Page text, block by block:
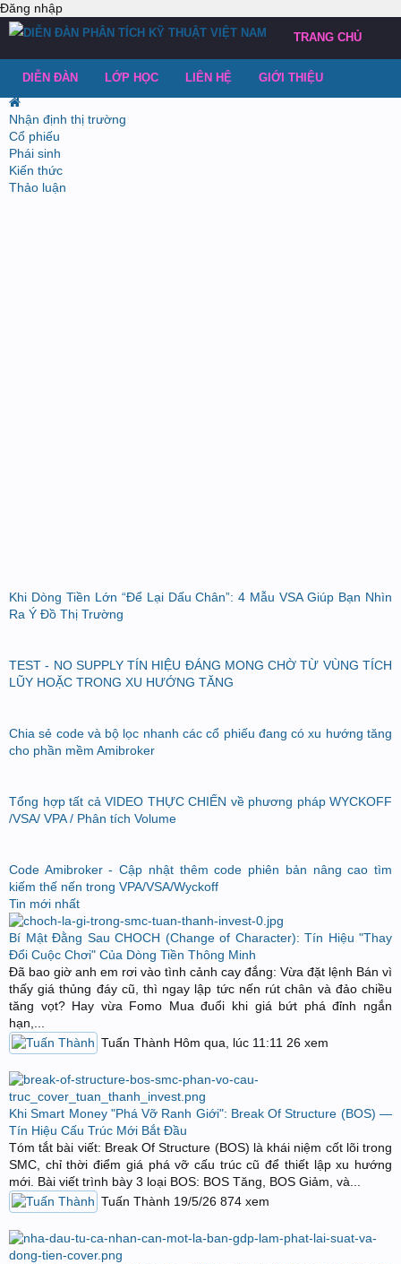
Đăng nhập
Nhận định thị trường
Cổ phiếu
Phái sinh
Kiến thức
Thảo luận
Khi Dòng Tiền Lớn “Để Lại Dấu Chân”: 4 Mẫu VSA Giúp Bạn Nhìn
Ra Ý Đồ Thị Trường
TEST - NO SUPPLY TÍN HIỆU ĐÁNG MONG CHỜ TỪ VÙNG TÍCH
LŨY HOẶC TRONG XU HƯỚNG TĂNG
Chia sẻ code và bộ lọc nhanh các cổ phiếu đang có xu hướng tăng
cho phần mềm Amibroker
Tổng hợp tất cả VIDEO THỰC CHIẾN về phương pháp WYCKOFF
/VSA/ VPA / Phân tích Volume
Code Amibroker - Cập nhật thêm code phiên bản nâng cao tìm
kiếm thế nến trong VPA/VSA/Wyckoff
Tin mới nhất
Bí Mật Đằng Sau CHOCH (Change of Character): Tín Hiệu "Thay
Đổi Cuộc Chơi" Của Dòng Tiền Thông Minh
Đã bao giờ anh em rơi vào tình cảnh cay đắng: Vừa đặt lệnh Bán vì
thấy giá thủng đáy cũ, thì ngay lập tức nến rút chân và đảo chiều
tăng vọt? Hay vừa Fomo Mua đuổi khi giá bứt phá đỉnh ngắn
hạn,...
Tuấn Thành Hôm qua, lúc 11:11 26 xem
Khi Smart Money "Phá Vỡ Ranh Giới": Break Of Structure (BOS) —
Tín Hiệu Cấu Trúc Mới Bắt Đầu
Tóm tắt bài viết: Break Of Structure (BOS) là khái niệm cốt lõi trong
SMC, chỉ thời điểm giá phá vỡ cấu trúc cũ để thiết lập xu hướng
mới. Bài viết trình bày 3 loại BOS: BOS Tăng, BOS Giảm, và...
Tuấn Thành 19/5/26 874 xem
TRANG CHỦ
DIỄN ĐÀN LỚP HỌC LIÊN HỆ GIỚI THIỆU